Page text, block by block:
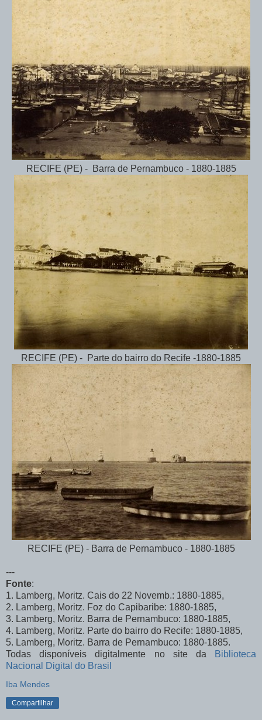
RECIFE (PE) - Barra de Pernambuco - 1880-1885
RECIFE (PE) - Parte do bairro do Recife -1880-1885
RECIFE (PE) - Barra de Pernambuco - 1880-1885
---
Fonte:
1. Lamberg, Moritz. Cais do 22 Novemb.: 1880-1885,
2. Lamberg, Moritz. Foz do Capibaribe: 1880-1885,
3. Lamberg, Moritz. Barra de Pernambuco: 1880-1885,
4. Lamberg, Moritz. Parte do bairro do Recife: 1880-1885,
5. Lamberg, Moritz. Barra de Pernambuco: 1880-1885.
Todas disponíveis digitalmente no site da
Biblioteca
Nacional Digital do Brasil
Iba Mendes
Compartilhar